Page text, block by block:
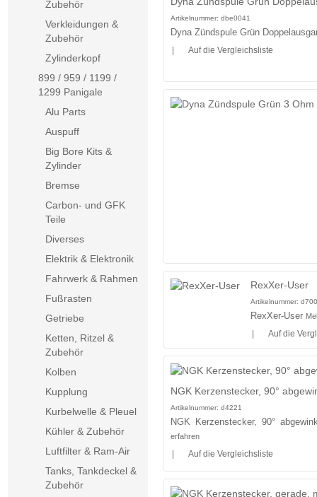
Artikelnummer: dbe0041
Dyna Zündspule Grün
Auf die Vergleichsliste
RexXer-User
Artikelnummer:
RexXer-User
Auf die
NGK Kerzenstecker, 90°
Artikelnummer: d4221
NGK Kerzenstecker, 90°
erfahren
Auf die Vergleichsliste
Zubehör
Verkleidungen &
Zubehör
Zylinderkopf
899 / 959 / 1199 /
1299 Panigale
Alu Parts
Auspuff
Big Bore Kits &
Zylinder
Bremse
Carbon- und GFK
Teile
Diverses
Elektrik & Elektronik
Fahrwerk & Rahmen
Fußrasten
Getriebe
Ketten, Ritzel &
Zubehör
Kolben
Kupplung
Kurbelwelle & Pleuel
Kühler & Zubehör
Luftfilter & Ram-Air
Tanks, Tankdeckel &
Zubehör